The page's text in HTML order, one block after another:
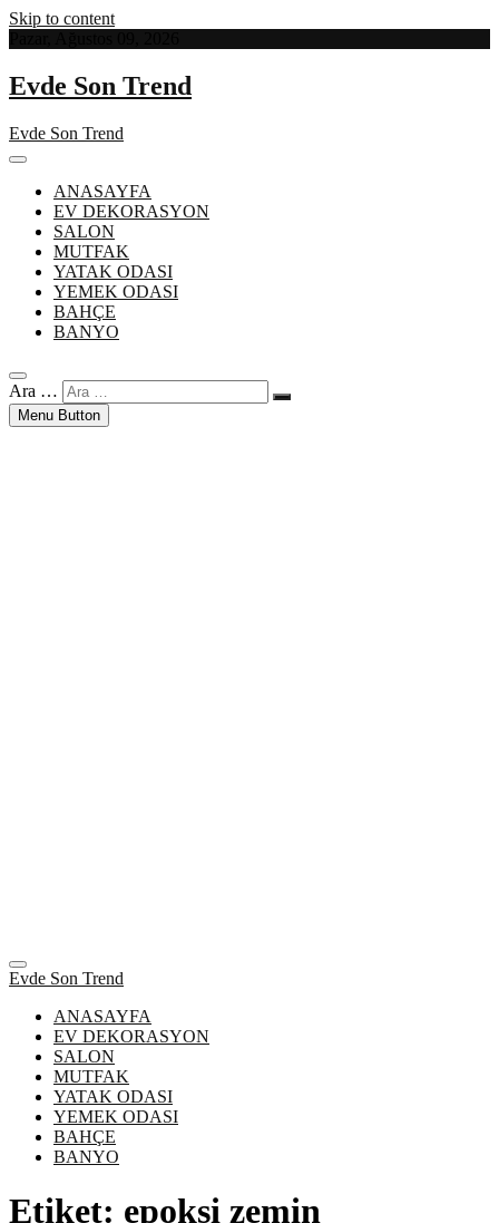
Skip to content
Evde Son Trend
Evde Son Trend
ANASAYFA
EV DEKORASYON
SALON
MUTFAK
YATAK ODASI
YEMEK ODASI
BAHÇE
BANYO
Ara …
Menu Button
Evde Son Trend
ANASAYFA
EV DEKORASYON
SALON
MUTFAK
YATAK ODASI
YEMEK ODASI
BAHÇE
BANYO
Etiket: epoksi zemin